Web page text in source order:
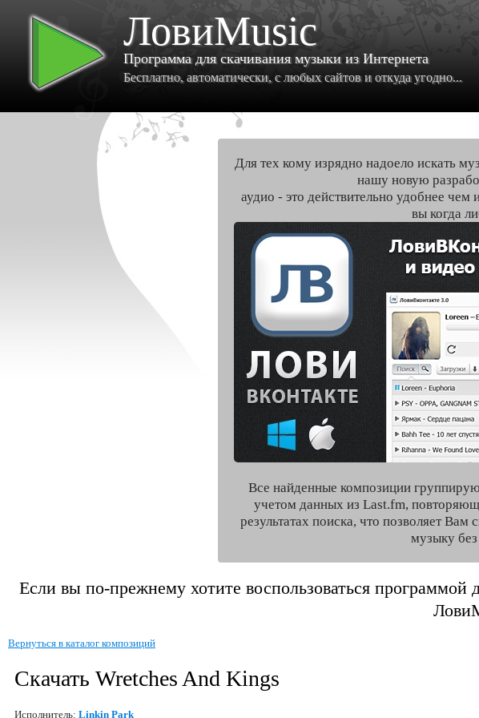
ЛовиMusic
Программа для скачивания музыки из Интернета
Бесплатно, автоматически, с любых сайтов и откуда угодно...
Для тех кому изрядно надоело искать
нашу новую
аудио - это действительно удобнее чем
вы когда
Все найденные композиции
учетом данных из Last.fm,
результатах поиска, что позволяет
музыку
Если вы по-прежнему хотите воспользоваться программой
Вернуться в каталог композиций
Скачать Wretches And Kings
Исполнитель: Linkin Park